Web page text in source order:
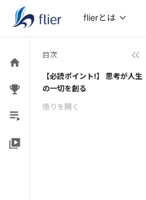
flierとは
目次
【必読ポイント!】 思考が人生
の一切を創る
悟りを開く